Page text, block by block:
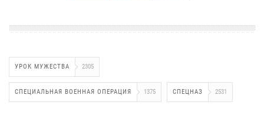
УРОК МУЖЕСТВА 2305
СПЕЦИАЛЬНАЯ ВОЕННАЯ ОПЕРАЦИЯ 1375 СПЕЦНАЗ 2531